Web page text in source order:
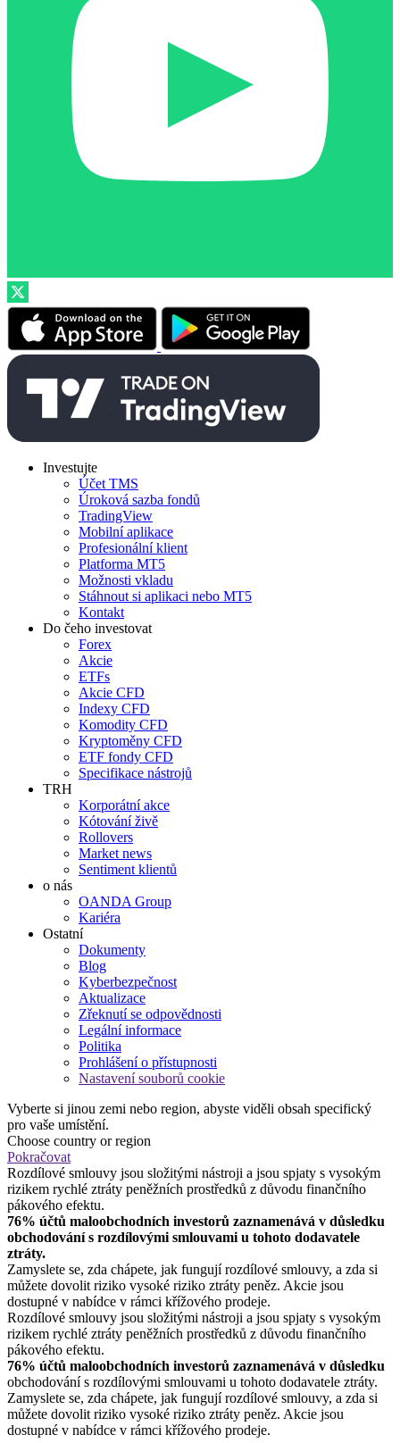
Investujte
Účet TMS
Úroková sazba fondů
TradingView
Mobilní aplikace
Profesionální klient
Platforma MT5
Možnosti vkladu
Stáhnout si aplikaci nebo MT5
Kontakt
Do čeho investovat
Forex
Akcie
ETFs
Akcie CFD
Indexy CFD
Komodity CFD
Kryptoměny CFD
ETF fondy CFD
Specifikace nástrojů
TRH
Korporátní akce
Kótování živě
Rollovers
Market news
Sentiment klientů
o nás
OANDA Group
Kariéra
Ostatní
Dokumenty
Blog
Kyberbezpečnost
Aktualizace
Zřeknutí se odpovědnosti
Legální informace
Politika
Prohlášení o přístupnosti
Nastavení souborů cookie
Vyberte si jinou zemi nebo region, abyste viděli obsah specifický
pro vaše umístění.
Choose country or region
Pokračovat
Rozdílové smlouvy jsou složitými nástroji a jsou spjaty s vysokým
rizikem rychlé ztráty peněžních prostředků z důvodu finančního
pákového efektu.
76% účtů maloobchodních investorů zaznamenává v důsledku
obchodování s rozdílovými smlouvami u tohoto dodavatele
ztráty.
Zamyslete se, zda chápete, jak fungují rozdílové smlouvy, a zda si
můžete dovolit riziko vysoké riziko ztráty peněz. Akcie jsou
dostupné v nabídce v rámci křížového prodeje.
Rozdílové smlouvy jsou složitými nástroji a jsou spjaty s vysokým
rizikem rychlé ztráty peněžních prostředků z důvodu finančního
pákového efektu.
76% účtů maloobchodních investorů zaznamenává v důsledku
obchodování s rozdílovými smlouvami u tohoto dodavatele ztráty.
Zamyslete se, zda chápete, jak fungují rozdílové smlouvy, a zda si
můžete dovolit riziko vysoké riziko ztráty peněz. Akcie jsou
dostupné v nabídce v rámci křížového prodeje.